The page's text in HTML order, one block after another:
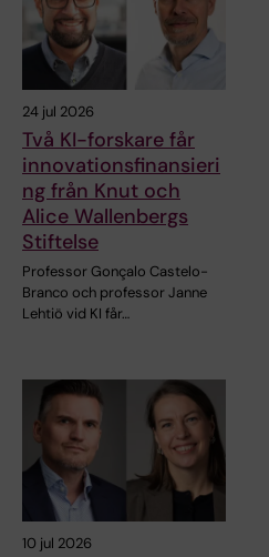
24 jul 2026
Två KI-forskare får
innovationsfinansieri
ng från Knut och
Alice Wallenbergs
Stiftelse
Professor Gonçalo Castelo-
Branco och professor Janne
Lehtiö vid KI får…
10 jul 2026